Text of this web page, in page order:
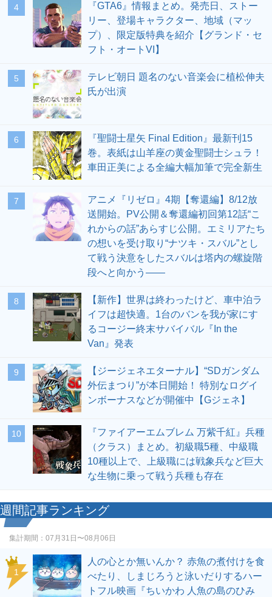
4
『GTA6』情報まとめ。発売日、ストー
リー、登場キャラクター、地域（マッ
プ）、限定版特典を紹介【グランド・セ
フト・オートVI】
5
テレビ朝日 題名のない音楽会に植松伸夫
氏が出演
6
『聖闘士星矢 Final Edition』最新刊15
巻。表紙は山羊座の黄金聖闘士シュラ！
車田正美による全編大幅加筆で完全新生
7
アニメ『リゼロ』4期【奪還編】8/12放
送開始。PV公開＆奪還編初回第12話“こ
れからの話”あらすじ公開。エミリアたち
の想いを受け取り“ナツキ・スバル”とし
て戦う決意をしたスバルは塔内の螺旋階
段へと向かう――
8
【新作】世界は終わったけど、車中泊ラ
イフは超快適。1台のバンを我が家にす
るコージー終末サバイバル『In the
Van』発表
9
【ジージェネエターナル】“SDガンダム
外伝まつり”が本日開始！ 特別なログイ
ンボーナスなどが開催中【Gジェネ】
10
『ファイアーエムブレム 万紫千紅』兵種
（クラス）まとめ。初級職5種、中級職
10種以上で、上級職には戦象兵など巨大
な生物に乗って戦う兵種も存在
週間記事ランキング
集計期間： 07月31日〜08月06日
1
人の心とか無いんか？ 赤魚の煮付けを食
べたり、しまじろうと泳いだりするハー
トフル映画『ちいかわ 人魚の島のひみ